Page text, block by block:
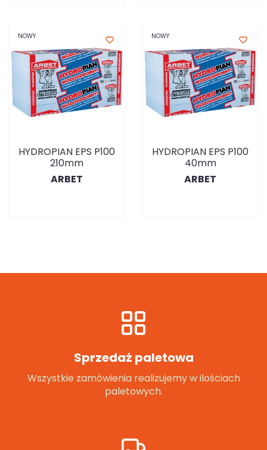
NOWY favorite_border
HYDROPIAN EPS P100
210mm
ARBET
NOWY favorite_border
HYDROPIAN EPS P100
40mm
ARBET
Sprzedaż paletowa
Wszystkie zamówienia realizujemy w ilościach
paletowych.